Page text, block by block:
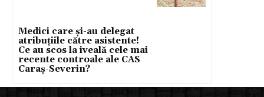
Medici care și-au delegat
atribuțiile către asistente!
Ce au scos la iveală cele mai
recente controale ale CAS
Caraș-Severin?